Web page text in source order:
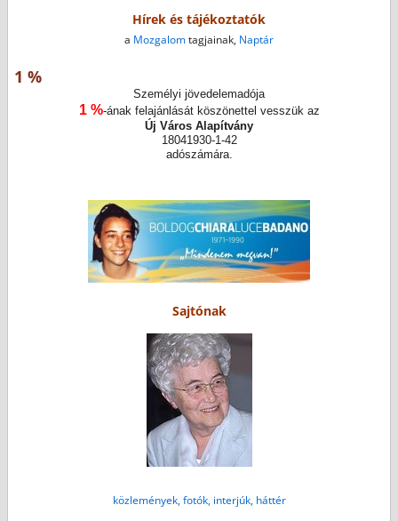
Hírek és tájékoztatók
a Mozgalomtagjainak, Naptár
1 %
Személyi jövedelemadója
1 %-ának felajánlását köszönettel vesszük az
Új Város Alapítvány
18041930-1-42
adószámára.
Sajtónak
közlemények, fotók, interjúk, háttér